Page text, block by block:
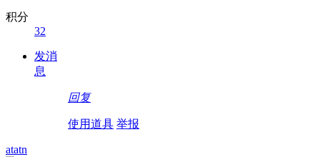
积分
32
发消
息
回复
使用道具 举报
atatn